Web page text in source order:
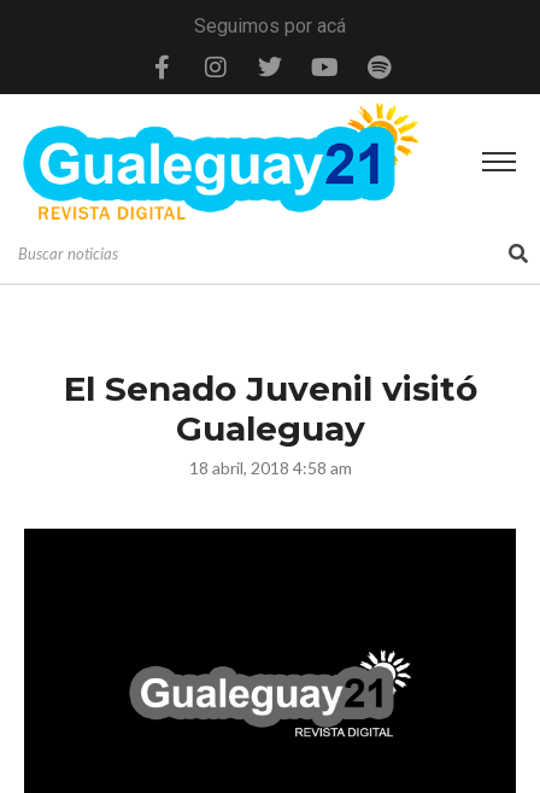
Seguimos por acá
El Senado Juvenil visitó
Gualeguay
18 abril, 2018 4:58 am